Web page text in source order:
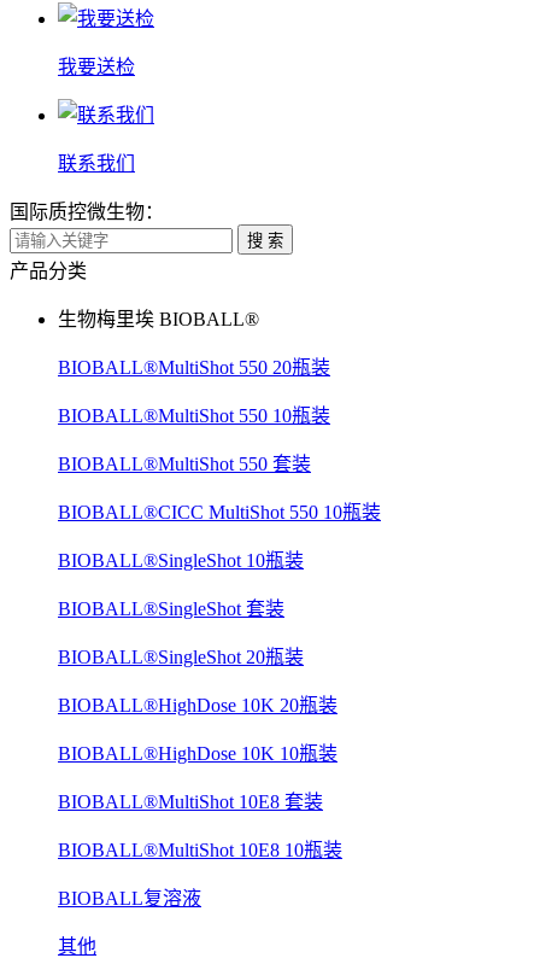
我要送检
联系我们
国际质控微生物：
搜 索
产品分类
生物梅里埃 BIOBALL®
BIOBALL®MultiShot 550 20瓶装
BIOBALL®MultiShot 550 10瓶装
BIOBALL®MultiShot 550 套装
BIOBALL®CICC MultiShot 550 10瓶装
BIOBALL®SingleShot 10瓶装
BIOBALL®SingleShot 套装
BIOBALL®SingleShot 20瓶装
BIOBALL®HighDose 10K 20瓶装
BIOBALL®HighDose 10K 10瓶装
BIOBALL®MultiShot 10E8 套装
BIOBALL®MultiShot 10E8 10瓶装
BIOBALL复溶液
其他